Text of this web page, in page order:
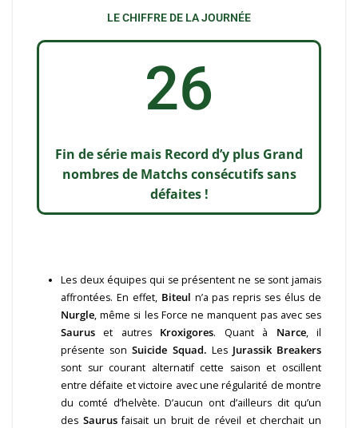
LE CHIFFRE DE LA JOURNÉE
26
Fin de série mais Record d’y plus Grand
nombres de Matchs consécutifs sans
défaites !
Les deux équipes qui se présentent ne se sont jamais
affrontées. En effet, Biteul n’a pas repris ses élus de
Nurgle, même si les Force ne manquent pas avec ses
Saurus et autres Kroxigores. Quant à Narce, il
présente sonSuicide Squad. Les Jurassik Breakers
sont sur courant alternatif cette saison et oscillent
entre défaite et victoire avec une régularité de montre
du comté d’helvète. D’aucun ont d’ailleurs dit qu’un
des Saurusfaisait un bruit de réveil et cherchait un